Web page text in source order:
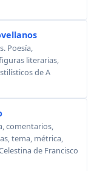
Poesía,
literarias,
de A
comentarios,
tema, métrica,
de Francisco